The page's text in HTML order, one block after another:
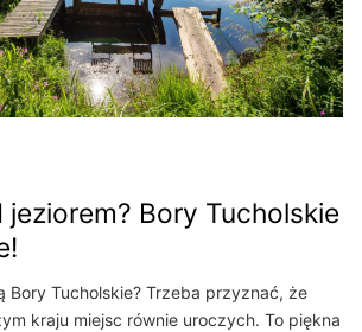
jeziorem? Bory Tucholskie
Bory Tucholskie? Trzeba przyznać, że
kraju miejsc równie uroczych. To piękna